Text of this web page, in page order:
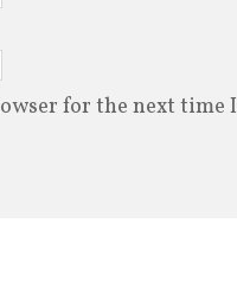
for the next time I